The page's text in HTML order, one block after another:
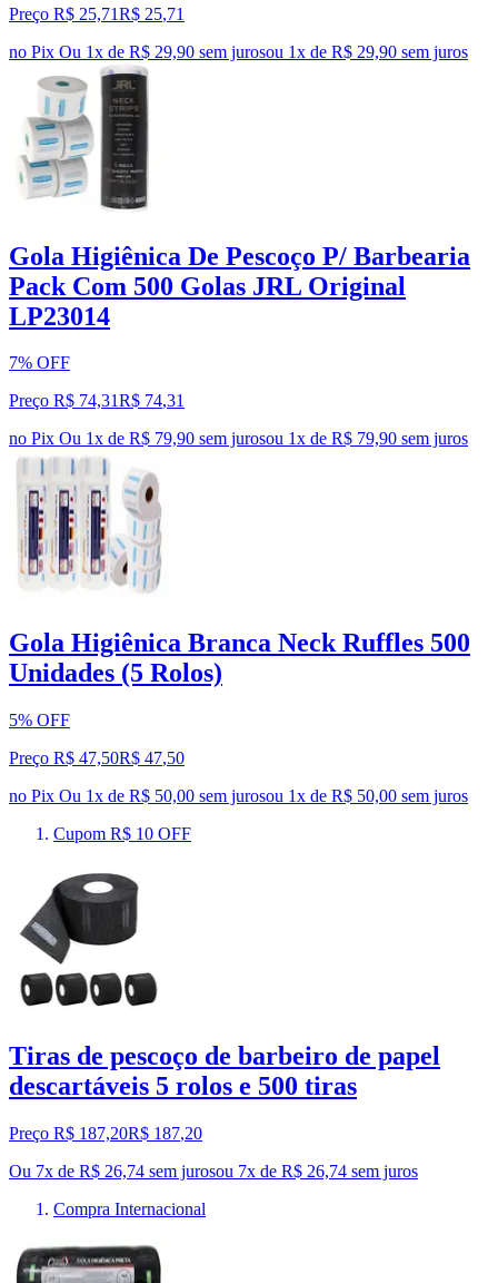
Preço R$ 25,71R$ 25,71
no Pix Ou 1x de R$ 29,90 sem jurosou 1x de R$ 29,90 sem juros
Gola Higiênica De Pescoço P/ Barbearia
Pack Com 500 Golas JRL Original
LP23014
7% OFF
Preço R$ 74,31R$ 74,31
no Pix Ou 1x de R$ 79,90 sem jurosou 1x de R$ 79,90 sem juros
Gola Higiênica Branca Neck Ruffles 500
Unidades (5 Rolos)
5% OFF
Preço R$ 47,50R$ 47,50
no Pix Ou 1x de R$ 50,00 sem jurosou 1x de R$ 50,00 sem juros
Cupom R$ 10 OFF
Tiras de pescoço de barbeiro de papel
descartáveis 5 rolos e 500 tiras
Preço R$ 187,20R$ 187,20
Ou 7x de R$ 26,74 sem jurosou 7x de R$ 26,74 sem juros
Compra Internacional